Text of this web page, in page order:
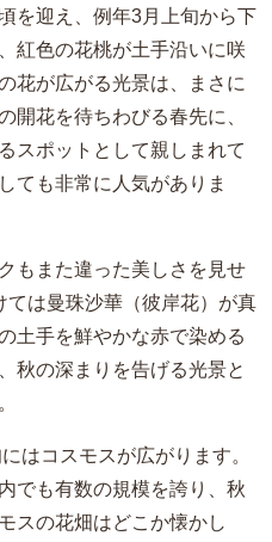
を迎え、例年3月上旬から下
紅色の花桃が土手沿いに咲
花が広がる光景は、まさに
開花を待ちわびる春先に、
スポットとして親しまれて
ても非常に人気がありま
もまた違った美しさを見せ
ては曼珠沙華（彼岸花）が真
土手を鮮やかな赤で染める
秋の深まりを告げる光景と
はコスモスが広がります。
でも有数の規模を誇り、秋
スの花畑はどこか懐かし